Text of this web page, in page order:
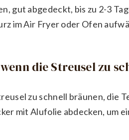
gut abgedeckt, bis zu 2-3
im Air Fryer oder Ofen
die Streusel zu
zu schnell bräunen, die
mit Alufolie abdecken, um